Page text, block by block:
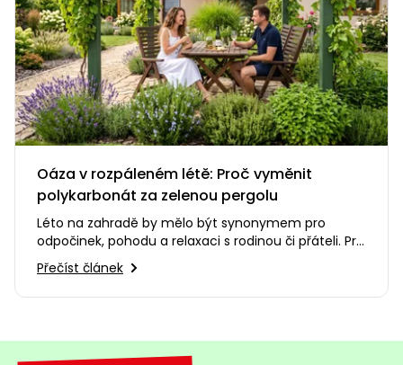
Oáza v rozpáleném létě: Proč vyměnit
polykarbonát za zelenou pergolu
Léto na zahradě by mělo být synonymem pro
odpočinek, pohodu a relaxaci s rodinou či přáteli. Pro
mnohé z nás se však…
Přečíst článek